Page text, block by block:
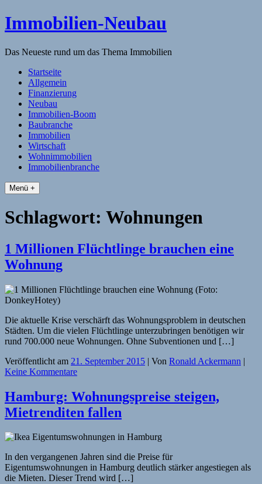
Skip
to
Immobilien-Neubau
Das Neueste rund um das Thema Immobilien
Startseite
Allgemein
Finanzierung
Neubau
Immobilien-Boom
Baubranche
Immobilien
Wirtschaft
Wohnimmobilien
Immobilienbranche
Menü +
Schlagwort: Wohnungen
1 Millionen Flüchtlinge brauchen eine
Wohnung
Die aktuelle Krise verschärft das Wohnungsproblem in deutschen
Städten. Um die vielen Flüchtlinge unterzubringen benötigen wir
rund 700.000 neue Wohnungen. Ohne Subventionen und […]
Veröffentlicht am 21. September 2015 | Von Ronald Ackermann |
Keine Kommentare
Hamburg: Wohnungspreise steigen,
Mietrenditen fallen
In den vergangenen Jahren sind die Preise für
Eigentumswohnungen in Hamburg deutlich stärker angestiegen als
die Mieten. Dieser Trend wird […]